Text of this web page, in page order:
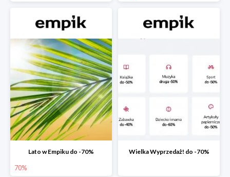
Lato w Empiku do -70%
70%
Wielka Wyprzedaż! do -70%